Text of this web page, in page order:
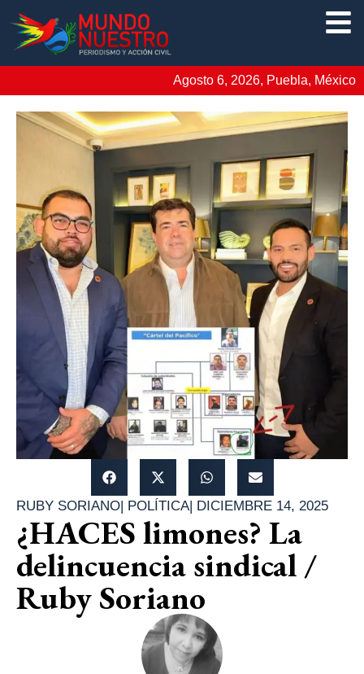
Agosto 6, 2026, Puebla, México
RUBY SORIANO| POLÍTICA| DICIEMBRE 14, 2025
¿HACES limones? La
delincuencia sindical /
Ruby Soriano